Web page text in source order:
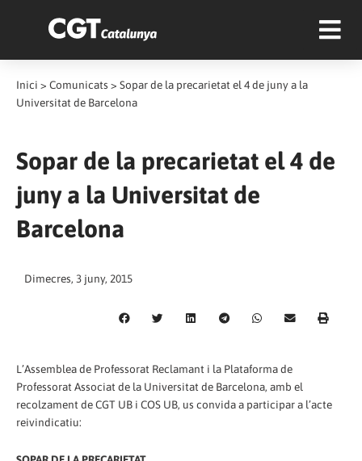
Inici > Comunicats > Sopar de la precarietat el 4 de juny a la
Universitat de Barcelona
Sopar de la precarietat el 4 de
juny a la Universitat de
Barcelona
Dimecres, 3 juny, 2015
L’Assemblea de Professorat Reclamant i la Plataforma de
Professorat Associat de la Universitat de Barcelona, amb el
recolzament de CGT UB i COS UB, us convida a participar a l’acte
reivindicatiu: